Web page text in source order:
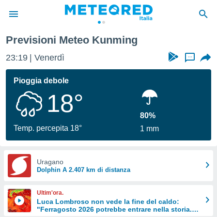
di
per
le
di
Web
le
Previsioni Meteo Kunming
23:19 Venerdì ...
Pioggia debole
18°
Temp. percepita 18°
80%
1 mm
Uragano
Dolphin A 2.407 km di distanza
Ultim'ora.
Luca Lombroso non vede la fine del caldo:
"Ferragosto 2026 potrebbe entrare nella storia.